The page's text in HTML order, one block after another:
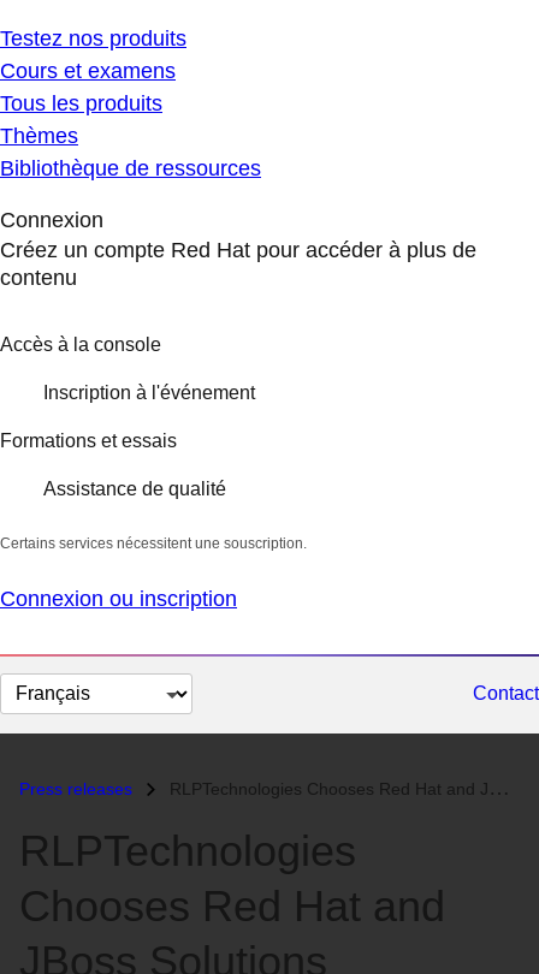
Testez nos produits
Cours et examens
Tous les produits
Thèmes
Bibliothèque de ressources
Connexion
Créez un compte Red Hat pour accéder à plus de
contenu
Accès à la console
Inscription à l'événement
Formations et essais
Assistance de qualité
Certains services nécessitent une souscription.
Connexion ou inscription
Changer
la
Contact
Press releases RLPTechnologies Chooses Red Hat and JBoss Solutions...
RLPTechnologies
Chooses Red Hat and
JBoss Solutions